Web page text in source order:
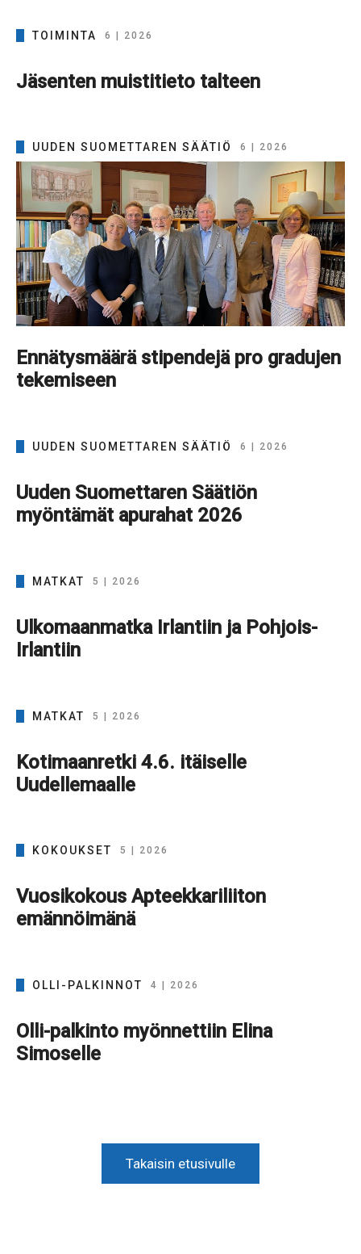
TOIMINTA 6 | 2026
Jäsenten muistitieto talteen
UUDEN SUOMETTAREN SÄÄTIÖ 6 | 2026
Ennätysmäärä stipendejä pro gradujen
tekemiseen
UUDEN SUOMETTAREN SÄÄTIÖ 6 | 2026
Uuden Suomettaren Säätiön
myöntämät apurahat 2026
MATKAT 5 | 2026
Ulkomaanmatka Irlantiin ja Pohjois-
Irlantiin
MATKAT 5 | 2026
Kotimaanretki 4.6. itäiselle
Uudellemaalle
KOKOUKSET 5 | 2026
Vuosikokous Apteekkariliiton
emännöimänä
OLLI-PALKINNOT 4 | 2026
Olli-palkinto myönnettiin Elina
Simoselle
Takaisin etusivulle